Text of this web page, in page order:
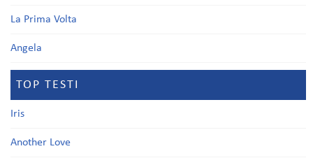
La Prima Volta
Angela
TOP TESTI
Iris
Another Love